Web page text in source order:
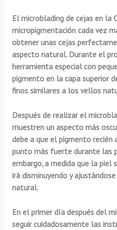
Elmicroblading de cejas en la
micropigmentación cada vez
obtener unas cejas
aspecto natural. Durante el
herramienta especial con
pigmento en la capa superior
finos similares a los vellos
Después de realizar el
muestren un aspecto más
debe a que el pigmento recién
punto más fuerte durante las
embargo, a medida que la piel
irá disminuyendo y
natural.
En el primer día después del
seguir cuidadosamente las